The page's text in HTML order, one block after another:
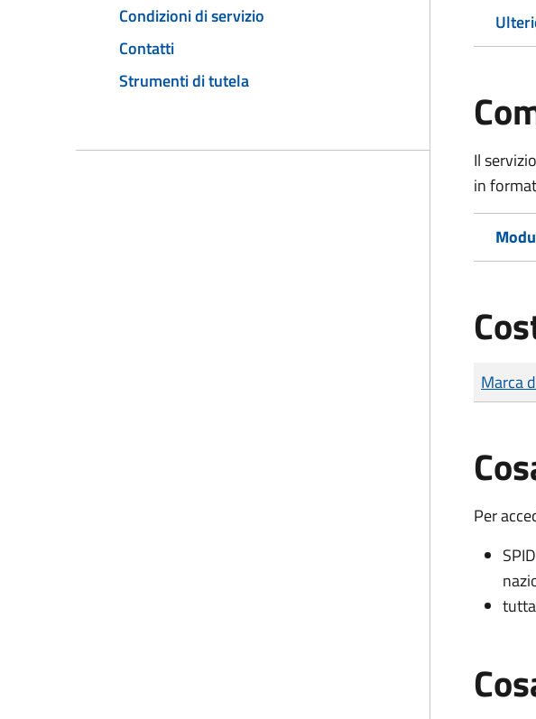
Condizioni di servizio
Contatti
Strumenti di tutela
Il
in
Tipo di
Importo
Marca
Per